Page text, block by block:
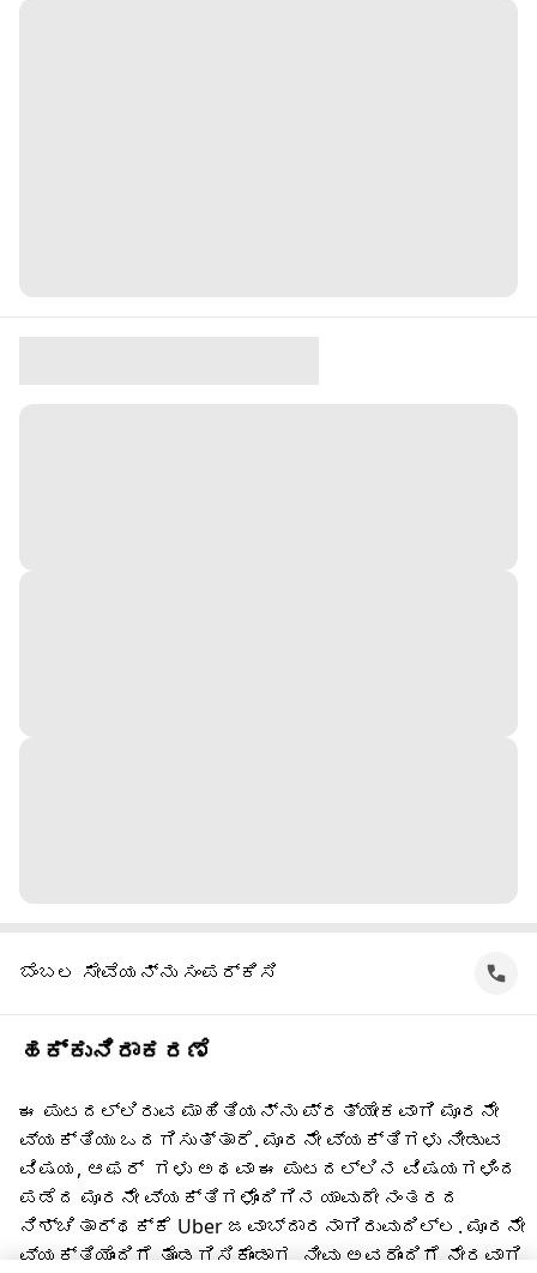
ಬೆಂಬಲ ಸೇವೆಯನ್ನು ಸಂಪರ್ಕಿಸಿ
ಹಕ್ಕುನಿರಾಕರಣೆ
ಈ ಪುಟದಲ್ಲಿರುವ ಮಾಹಿತಿಯನ್ನು ಪ್ರತ್ಯೇಕವಾಗಿ ಮೂರನೇ
ವ್ಯಕ್ತಿಯು ಒದಗಿಸುತ್ತಾರೆ. ಮೂರನೇ ವ್ಯಕ್ತಿಗಳು ನೀಡುವ
ವಿಷಯ, ಆಫರ್ ‌ ಗಳು ಅಥವಾ ಈ ಪುಟದಲ್ಲಿನ ವಿಷಯಗಳಿಂದ
ಪಡೆದ ಮೂರನೇ ವ್ಯಕ್ತಿಗಳೊಂದಿಗಿನ ಯಾವುದೇ ನಂತರದ
ನಿಶ್ಚಿತಾರ್ಥಕ್ಕೆ Uber ಜವಾಬ್ದಾರನಾಗಿರುವುದಿಲ್ಲ. ಮೂರನೇ
ವ್ಯಕ್ತಿಯೊಂದಿಗೆ ತೊಡಗಿಸಿಕೊಂಡಾಗ, ನೀವು ಅವರೊಂದಿಗೆ ನೇರವಾಗಿ